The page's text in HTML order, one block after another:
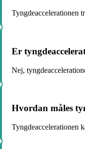
Tyngdeaccelerationen
Er
Nej,
Hvordan måles
Tyngdeaccelerationen